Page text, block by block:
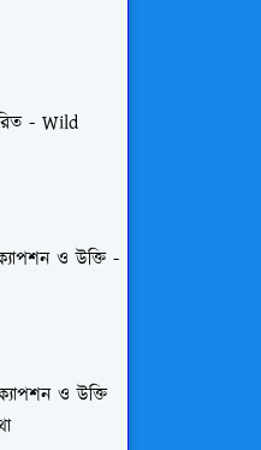
- Wild
ক্যাপশন ও উক্তি -
ও উক্তি